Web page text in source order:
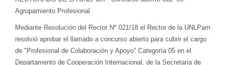
Agrupamiento Profesional
Mediante Resolución del Rector Nº 021/18 el Rector de la UNLPam
resolvió aprobar el llamado a concurso abierto para cubrir el cargo
de "Profesional de Colaboración y Apoyo" Categoría 05 en el
Departamento de Cooperación Internacional, de la Secretaria de